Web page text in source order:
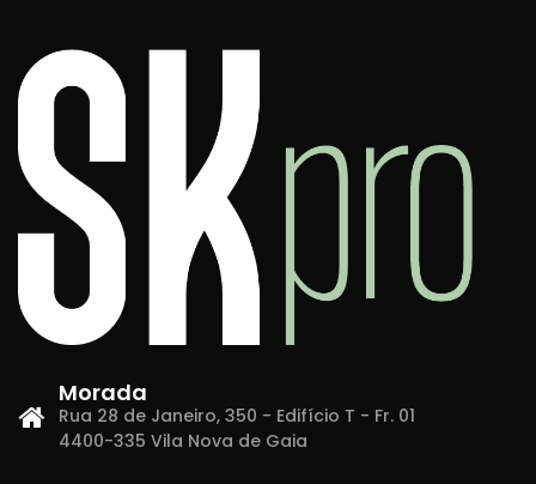
Morada
Rua 28 de Janeiro, 350 - Edifício T - Fr. 01
4400-335 Vila Nova de Gaia